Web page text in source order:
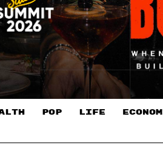
POP LIFE